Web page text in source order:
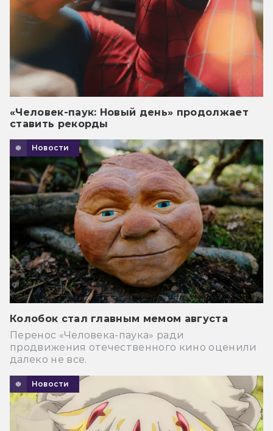
«Человек-паук: Новый день» продолжает
ставить рекорды
Новости
Колобок стал главным мемом августа
Перенос «Человека-паука» ради
продвижения отечественного кино оценили
далеко не все.
Новости